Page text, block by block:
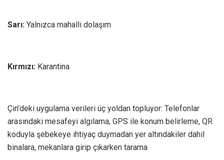
Sarı: Yalnızca mahalli dolaşım
Kırmızı: Karantina
Çin’deki uygulama verileri üç yoldan topluyor: Telefonlar
arasındaki mesafeyi algılama, GPS ile konum belirleme, QR
koduyla şebekeye ihtiyaç duymadan yer altındakiler dahil
binalara, mekanlara girip çıkarken tarama